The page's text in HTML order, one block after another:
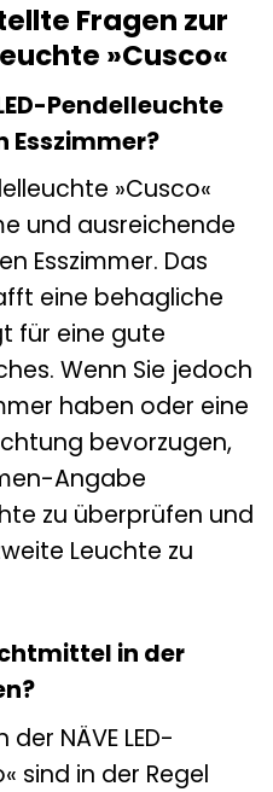
Fragen zur
»Cusco«
Pendelleuchte
Esszimmer?
»Cusco«
und ausreichende
Esszimmer. Das
eine behagliche
für eine gute
Wenn Sie jedoch
haben oder eine
bevorzugen,
Angabe
zu überprüfen und
Leuchte zu
in der
der NÄVE LED-
sind in der Regel